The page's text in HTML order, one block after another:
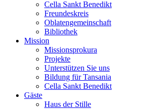
Cella Sankt Benedikt
Freundeskreis
Oblatengemeinschaft
Bibliothek
Mission
Missionsprokura
Projekte
Unterstützen Sie uns
Bildung für Tansania
Cella Sankt Benedikt
Gäste
Haus der Stille